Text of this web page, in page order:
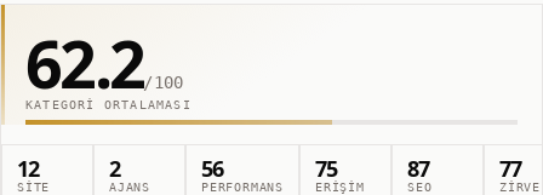
62.2/100
KATEGORI ORTALAMASI
12
SITE
2
AJANS
56
PERFORMANS
75
ERIŞIM
87
SEO
77
ZIRVE